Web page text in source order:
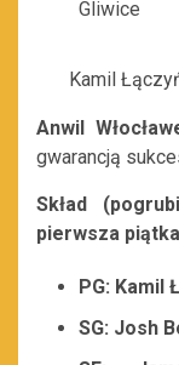
Gliwice
Kamil
Anwil
gwarancją
Skład
pierwsza
PG: Kamil
SG: Josh